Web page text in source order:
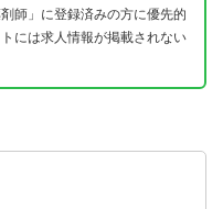
師」に登録済みの方に優先的
には求人情報が掲載されない